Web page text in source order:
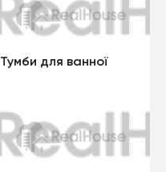
Тумби для ванної